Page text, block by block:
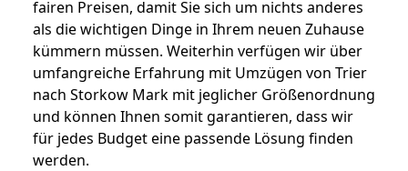
fairen Preisen, damit Sie sich um nichts anderes
als die wichtigen Dinge in Ihrem neuen Zuhause
kümmern müssen. Weiterhin verfügen wir über
umfangreiche Erfahrung mit Umzügen von Trier
nach Storkow Mark mit jeglicher Größenordnung
und können Ihnen somit garantieren, dass wir
für jedes Budget eine passende Lösung finden
werden.